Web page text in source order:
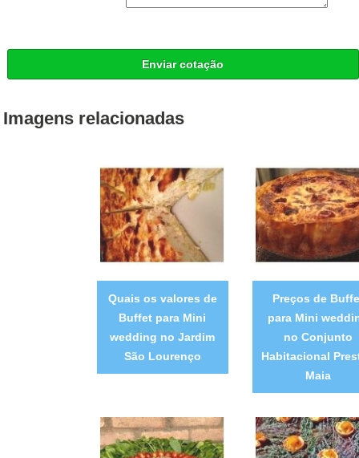
Enviar cotação
Imagens relacionadas
Quais os valores de
Buffet para Mini
wedding no Jardim
São Lourenço
Preços de
para Mini
no Conjunto
Habitacional
Maia